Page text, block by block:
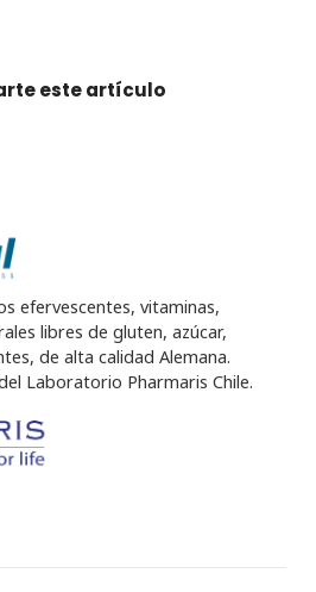
este artículo
efervescentes, vitaminas,
libres de gluten, azúcar,
de alta calidad Alemana.
Laboratorio Pharmaris Chile.